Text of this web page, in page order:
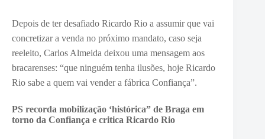
Depois de ter desafiado Ricardo Rio a assumir que vai
concretizar a venda no próximo mandato, caso seja
reeleito, Carlos Almeida deixou uma mensagem aos
bracarenses: “que ninguém tenha ilusões, hoje Ricardo
Rio sabe a quem vai vender a fábrica Confiança”.
PS recorda mobilização ‘histórica” de Braga em
torno da Confiança e critica Ricardo Rio